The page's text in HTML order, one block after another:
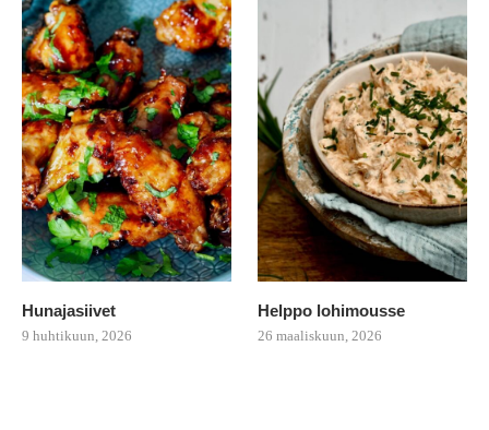
Hunajasiivet
9 huhtikuun, 2026
Helppo lohimousse
26 maaliskuun, 2026